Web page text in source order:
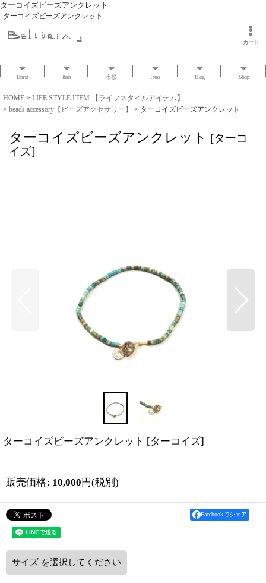
ターコイズビーズアンクレット
ターコイズビーズアンクレット
カート
Brand Item 市松 Press Blog Shop
HOME > LIFE STYLE ITEM 【ライフスタイルアイテム】
> beads accessory【ビーズアクセサリー】 > ターコイズビーズアンクレット
ターコイズビーズアンクレット [ターコ
イズ]
ターコイズビーズアンクレット [ターコイズ]
販売価格: 10,000 円(税別)
Facebookでシェア
サイズ を選択してください